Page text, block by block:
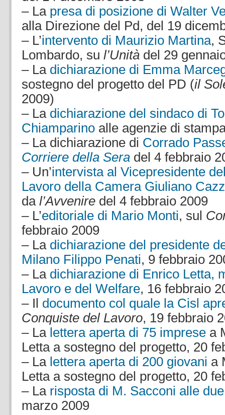
– La presa di posizione di Walter
alla Direzione del Pd, del 19
– L’intervento di Maurizio Martina,
Lombardo, su l’Unità del 29
– La dichiarazione di Emma
sostegno del progetto del PD (il
2009)
– La dichiarazione del sindaco di
Chiamparino alle agenzie di
– La dichiarazione di Corrado
Corriere della Sera del 4 febbraio
– Un’intervista al Vicepresidente
Lavoro della Camera Giuliano
da l’Avvenire del 4 febbraio 2009
– L’editoriale di Mario Monti, sul
febbraio 2009
– La dichiarazione del presidente
Milano Filippo Penati, 9 febbraio
– La dichiarazione di Enrico Letta,
Lavoro e del Welfare, 16 febbraio
– Il documento col quale la Cisl
Conquiste del Lavoro, 19 febbraio
– La lettera aperta di 75 imprese a
Letta a sostegno del progetto, 20
– La lettera aperta di 200 giovani a
Letta a sostegno del progetto, 20
– La risposta di M. Sacconi alle
marzo 2009